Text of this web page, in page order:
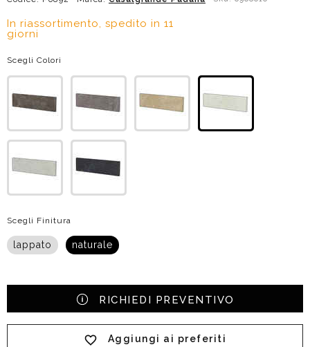
In riassortimento, spedito in 11
giorni
Scegli Colori
Scegli Finitura
lappato naturale
RICHIEDI PREVENTIVO
Aggiungi ai preferiti